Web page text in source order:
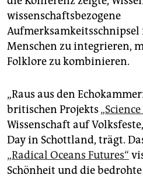
wissenschaftsbezogene
Menschen zu integrieren,
Folklore zu kombinieren.
„Raus aus den
britischen Projekts
Wissenschaft auf
Day in Schottland, trägt.
„Radical Oceans Futures“
Schönheit und die